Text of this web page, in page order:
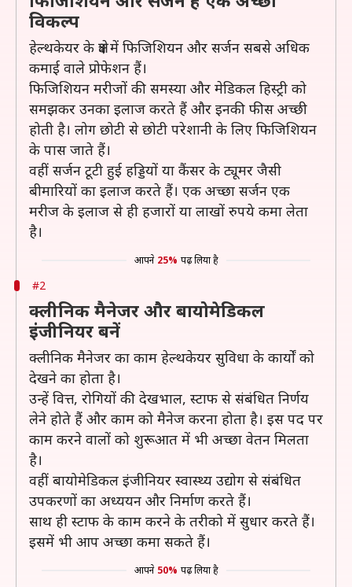
विकल्प
हेल्थकेयर के क्षेत्र में फिजिशियन और सर्जन सबसे अधिक
कमाई वाले प्रोफेशन हैं।
फिजिशियन मरीजों की समस्या और मेडिकल हिस्ट्री को
समझकर उनका इलाज करते हैं और इनकी फीस अच्छी
होती है। लोग छोटी से छोटी परेशानी के लिए फिजिशियन
के पास जाते हैं।
वहीं सर्जन टूटी हुई हड्डियों या कैंसर के ट्यूमर जैसी
बीमारियों का इलाज करते हैं। एक अच्छा सर्जन एक
मरीज के इलाज से ही हजारों या लाखों रुपये कमा लेता
है।
आपने 25% पढ़ लिया है
#2
क्लीनिक मैनेजर और बायोमेडिकल
इंजीनियर बनें
क्लीनिक मैनेजर का काम हेल्थकेयर सुविधा के कार्यों को
देखने का होता है।
उन्हें वित्त, रोगियों की देखभाल, स्टाफ से संबंधित निर्णय
लेने होते हैं और काम को मैनेज करना होता है। इस पद पर
काम करने वालों को शुरूआत में भी अच्छा वेतन मिलता
है।
वहीं बायोमेडिकल इंजीनियर स्वास्थ्य उद्योग से संबंधित
उपकरणों का अध्ययन और निर्माण करते हैं।
साथ ही स्टाफ के काम करने के तरीको में सुधार करते हैं।
इसमें भी आप अच्छा कमा सकते हैं।
आपने 50% पढ़ लिया है